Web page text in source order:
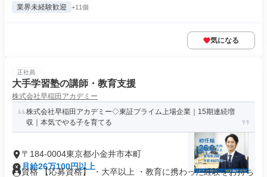
業界未経験歓迎 +11個
気になる
正社員
大手学習塾の講師・教育支援
株式会社早稲田アカデミー
株式会社早稲田アカデミー◇東証プライム上場企業｜15期連続増
収｜本気でやる子を育てる
〒184-0004東京都小金井市本町
月給26万100円以上
資格 【応募資格】 ・大卒以上 ・教育に携わった経験をお持ち